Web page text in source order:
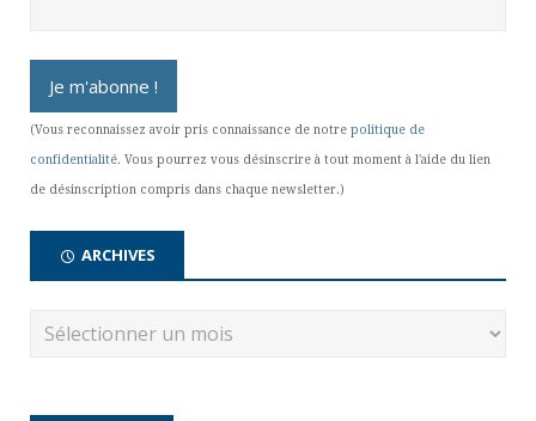
(Vous reconnaissez avoir pris connaissance de notre politique de
confidentialité. Vous pourrez vous désinscrire à tout moment à l'aide du lien
de désinscription compris dans chaque newsletter.)
ARCHIVES